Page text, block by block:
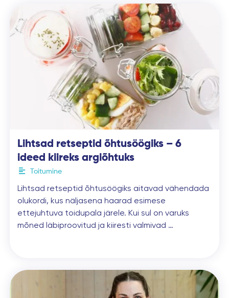
Lihtsad retseptid õhtusöögiks – 6
ideed kiireks argiõhtuks
Toitumine
Lihtsad retseptid õhtusöögiks aitavad vähendada
olukordi, kus näljasena haarad esimese
ettejuhtuva toidupala järele. Kui sul on varuks
mõned läbiproovitud ja kiiresti valmivad …